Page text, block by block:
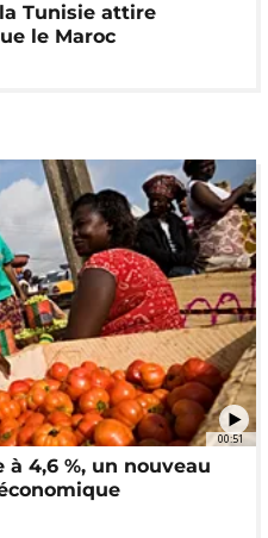
Tunisie attire
le Maroc
00:51
4,6 %, un nouveau